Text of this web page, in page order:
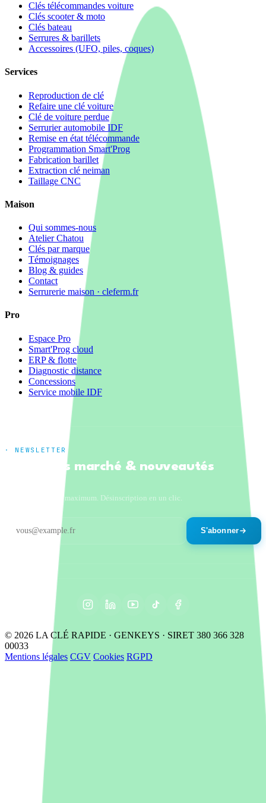
Clés télécommandes voiture
Clés scooter & moto
Clés bateau
Serrures & barillets
Accessoires (UFO, piles, coques)
Services
Reproduction de clé
Refaire une clé voiture
Clé de voiture perdue
Serrurier automobile IDF
Remise en état télécommande
Programmation Smart'Prog
Fabrication barillet
Extraction clé neiman
Taillage CNC
Maison
Qui sommes-nous
Atelier Chatou
Clés par marque
Témoignages
Blog & guides
Contact
Serrurerie maison · cleferm.fr
Pro
Espace Pro
Smart'Prog cloud
ERP & flotte
Diagnostic distance
Concessions
Service mobile IDF
· NEWSLETTER
Tendances marché & nouveautés
Un email par mois maximum. Désinscription en un clic.
S'abonner
© 2026 LA CLÉ RAPIDE · GENKEYS · SIRET 380 366 328
00033
Mentions légales CGV Cookies RGPD